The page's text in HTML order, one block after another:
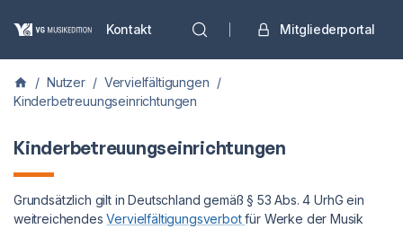
Kontakt Mitgliederportal
/ Nutzer / Vervielfältigungen /
Kinderbetreuungseinrichtungen
Kinderbetreuungseinrichtungen
Grundsätzlich gilt in Deutschland gemäß § 53 Abs. 4 UrhG ein
weitreichendesVervielfältigungsverbotfür Werke der Musik